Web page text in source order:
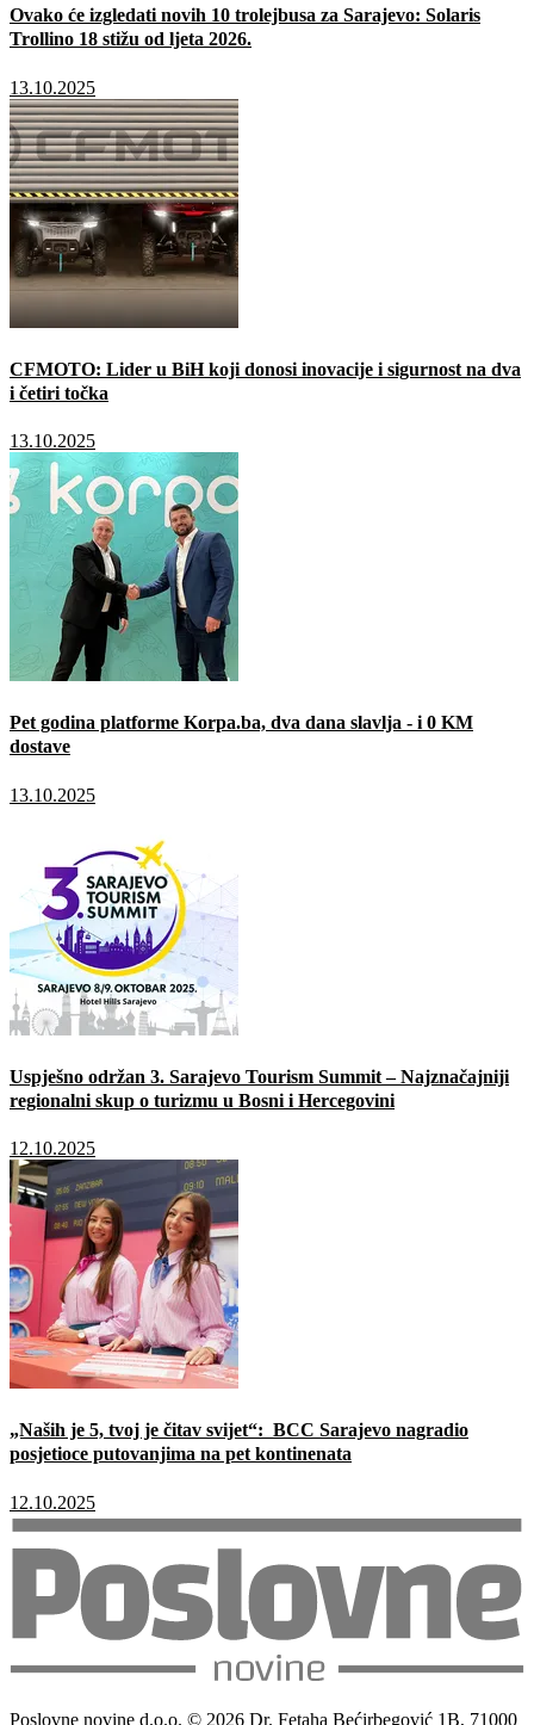
Ovako će izgledati novih 10 trolejbusa za Sarajevo: Solaris
Trollino 18 stižu od ljeta 2026.
13.10.2025
CFMOTO: Lider u BiH koji donosi inovacije i sigurnost na dva
i četiri točka
13.10.2025
Pet godina platforme Korpa.ba, dva dana slavlja - i 0 KM
dostave
13.10.2025
Uspješno održan 3. Sarajevo Tourism Summit – Najznačajniji
regionalni skup o turizmu u Bosni i Hercegovini
12.10.2025
„Naših je 5, tvoj je čitav svijet“: BCC Sarajevo nagradio
posjetioce putovanjima na pet kontinenata
12.10.2025
Poslovne novine d.o.o. © 2026 Dr. Fetaha Bećirbegović 1B, 71000